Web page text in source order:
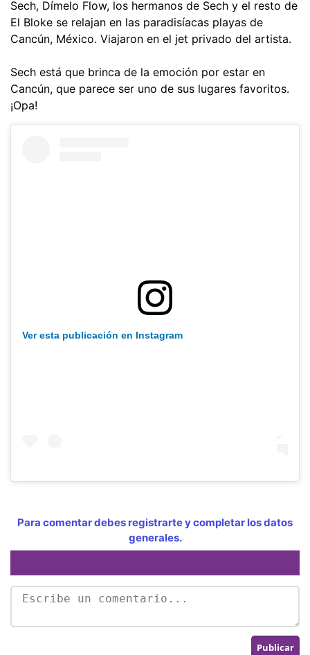
Sech, Dímelo Flow, los hermanos de Sech y el resto de
El Bloke se relajan en las paradisíacas playas de
Cancún, México. Viajaron en el jet privado del artista.
Sech está que brinca de la emoción por estar en
Cancún, que parece ser uno de sus lugares favoritos.
¡Opa!
Ver esta publicación en Instagram
Para comentar debes registrarte y completar los datos
generales.